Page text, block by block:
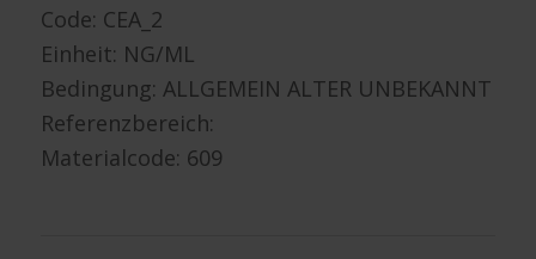
Code: CEA_2
Einheit: NG/ML
Bedingung: ALLGEMEIN ALTER UNBEKANNT
Referenzbereich:
Materialcode: 609